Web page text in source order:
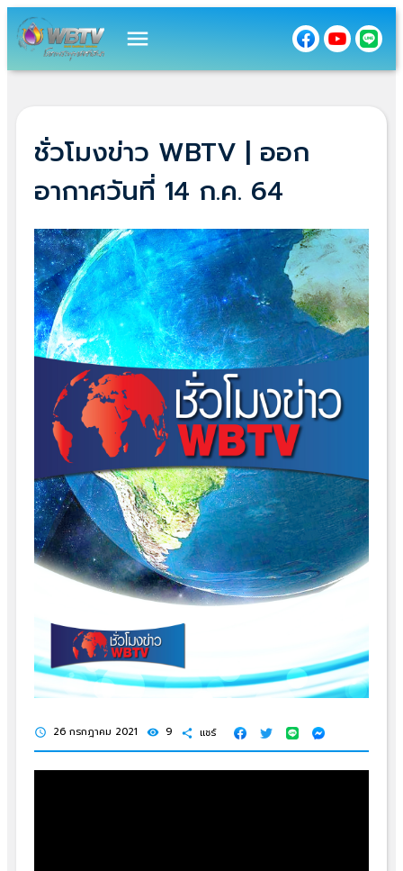
menu
ชั่วโมงข่าว WBTV | ออก
อากาศวันที่ 14 ก.ค. 64
schedule 26 กรกฎาคม 2021 visibility 9 share แชร์